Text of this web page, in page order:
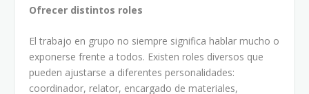
Ofrecer distintos roles
El trabajo en grupo no siempre significa hablar mucho o
exponerse frente a todos. Existen roles diversos que
pueden ajustarse a diferentes personalidades:
coordinador, relator, encargado de materiales,